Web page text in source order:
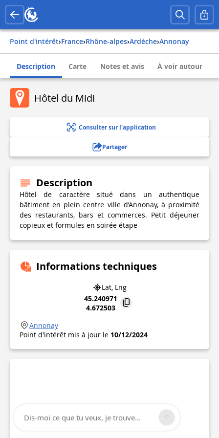
Point d'intérêt› france› rhône-alpes› ardèche› annonay
Description Carte Notes et avis À voir autour
Hôtel du Midi
Consulter sur l'application
Partager
Description
Hôtel de caractère situé dans un authentique
bâtiment en plein centre ville d’Annonay, à proximité
des restaurants, bars et commerces. Petit déjeuner
copieux et formules en soirée étape
Informations techniques
Lat, Lng
45.240971
4.672503
Annonay
Point d'intérêt mis à jour le 10/12/2024
Dis-moi ce que tu veux, je trouve...